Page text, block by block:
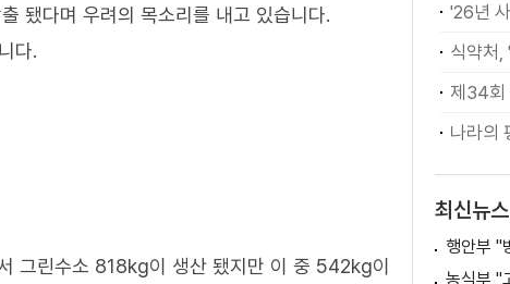
됐다며 우려의 목소리를 내고 있습니다.
다.
그린수소 818kg이 생산 됐지만 이 중 542kg이
최신뉴스